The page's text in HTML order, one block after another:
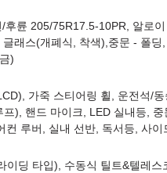
륜 205/75R17.5-10PR, 알로
래스(개폐식, 착색),중문 - 폴
)
가죽 스티어링 휠, 운전석/
), 핸드 마이크, LED 실내등,
컨 루버, 실내 선반, 독서등, 사
이딩 타입), 수동식 틸트&텔레스